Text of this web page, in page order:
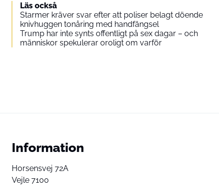
Läs också
Starmer kräver svar efter att poliser belagt döende
knivhuggen tonåring med handfängsel
Trump har inte synts offentligt på sex dagar – och
människor spekulerar oroligt om varför
Information
Horsensvej 72A
Vejle 7100